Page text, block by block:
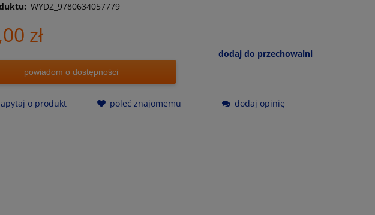
WYDZ_9780634057779
zł
dodaj do przechowalni
powiadom o dostępności
o produkt poleć znajomemu dodaj opinię